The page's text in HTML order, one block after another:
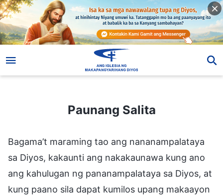
Paunang Salita
Bagama’t maraming tao ang nananampalataya
sa Diyos, kakaunti ang nakakaunawa kung ano
ang kahulugan ng pananampalataya sa Diyos, at
kung paano sila dapat kumilos upang makaayon